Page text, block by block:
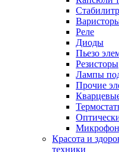
Реле
Диоды
Пьезо
Резисторы
Лампы
Прочие
Красота и
техники